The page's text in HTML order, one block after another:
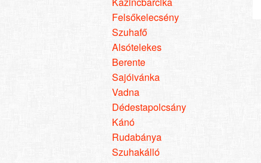
Felsőkelecsény
Szuhafő
Alsótelekes
Berente
Sajóivánka
Vadna
Dédestapolcsány
Kánó
Rudabánya
Szuhakálló